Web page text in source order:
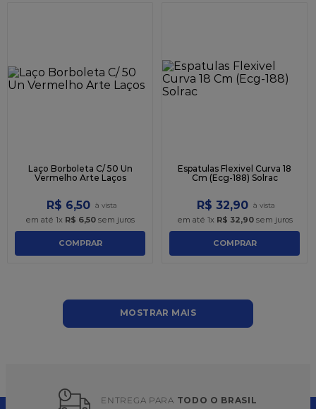
Laço Borboleta C/ 50 Un
Vermelho Arte Laços
R$ 6,50
em até 1x R$ 6,50 sem juros
COMPRAR
Espatulas Flexivel Curva 18
Cm (Ecg-188) Solrac
R$ 32,90
em até 1x R$ 32,90sem juros
COMPRAR
MOSTRAR MAIS
ENTREGA PARA TODO O BRASIL